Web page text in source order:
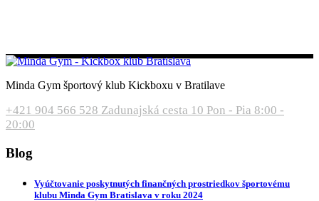
Minda Gym športový klub Kickboxu v Bratilave
+421 904 566 528 Zadunajská cesta 10 Pon - Pia 8:00 -
20:00
Blog
Vyúčtovanie poskytnutých finančných prostriedkov športovému
klubu Minda Gym Bratislava v roku 2024